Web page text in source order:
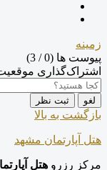
زمینه
پیوست ها (0
/ 3)
اشتراک‌گذاری
لغو ثبت نظر
بازگشت به بالا
هتل آپارتمان مشهد
مرکز رزرو هتل